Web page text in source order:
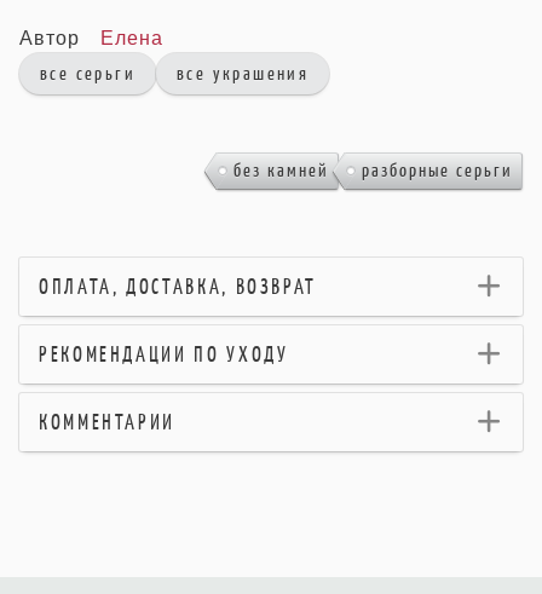
Автор Елена
все серьги все украшения
без камней , разборные серьги
ОПЛАТА, ДОСТАВКА, ВОЗВРАТ
РЕКОМЕНДАЦИИ ПО УХОДУ
КОММЕНТАРИИ